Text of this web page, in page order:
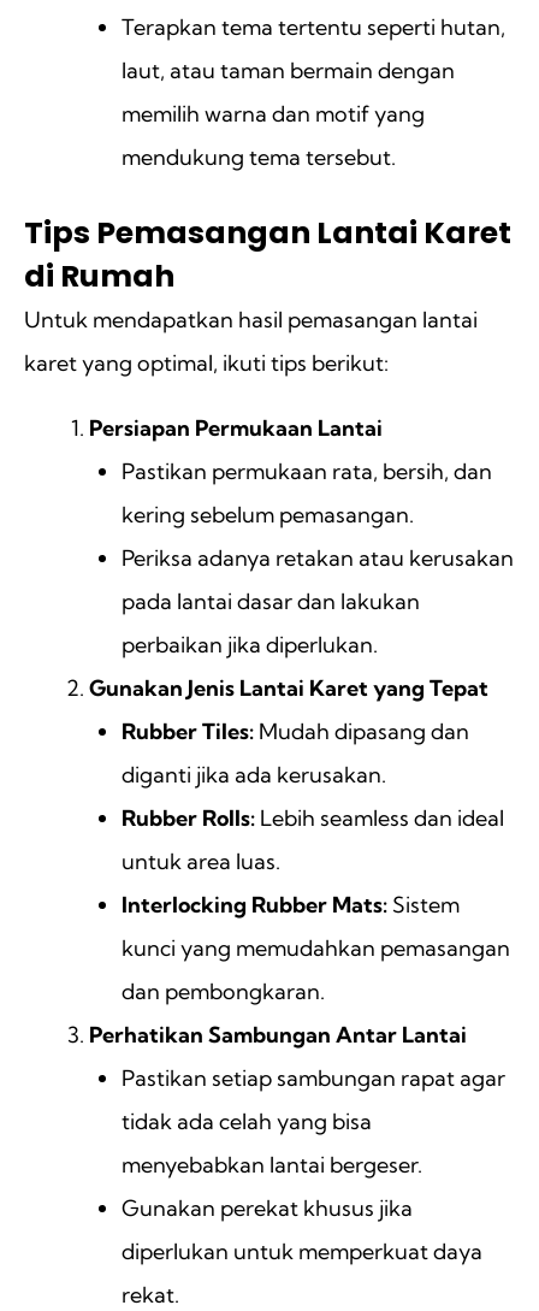
Terapkan tema tertentu seperti hutan,
laut, atau taman bermain dengan
memilih warna dan motif yang
mendukung tema tersebut.
Tips Pemasangan Lantai Karet
di Rumah
Untuk mendapatkan hasil pemasangan lantai
karet yang optimal, ikuti tips berikut:
Persiapan Permukaan Lantai
Pastikan permukaan rata, bersih, dan
kering sebelum pemasangan.
Periksa adanya retakan atau kerusakan
pada lantai dasar dan lakukan
perbaikan jika diperlukan.
Gunakan Jenis Lantai Karet yang Tepat
Rubber Tiles: Mudah dipasang dan
diganti jika ada kerusakan.
Rubber Rolls: Lebih seamless dan ideal
untuk area luas.
Interlocking Rubber Mats: Sistem
kunci yang memudahkan pemasangan
dan pembongkaran.
Perhatikan Sambungan Antar Lantai
Pastikan setiap sambungan rapat agar
tidak ada celah yang bisa
menyebabkan lantai bergeser.
Gunakan perekat khusus jika
diperlukan untuk memperkuat daya
rekat.